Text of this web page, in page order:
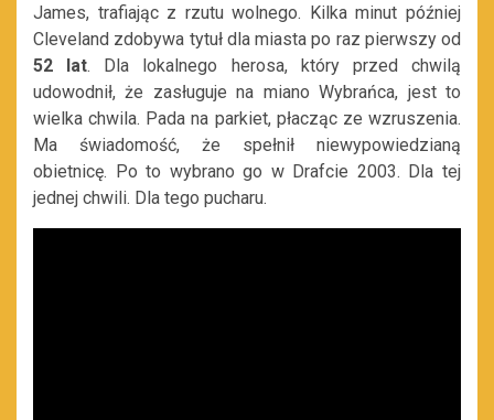
James, trafiając z rzutu wolnego. Kilka minut później
Cleveland zdobywa tytuł dla miasta po raz pierwszy od
52 lat. Dla lokalnego herosa, który przed chwilą
udowodnił, że zasługuje na miano Wybrańca, jest to
wielka chwila. Pada na parkiet, płacząc ze wzruszenia.
Ma świadomość, że spełnił niewypowiedzianą
obietnicę. Po to wybrano go w Drafcie 2003. Dla tej
jednej chwili. Dla tego pucharu.